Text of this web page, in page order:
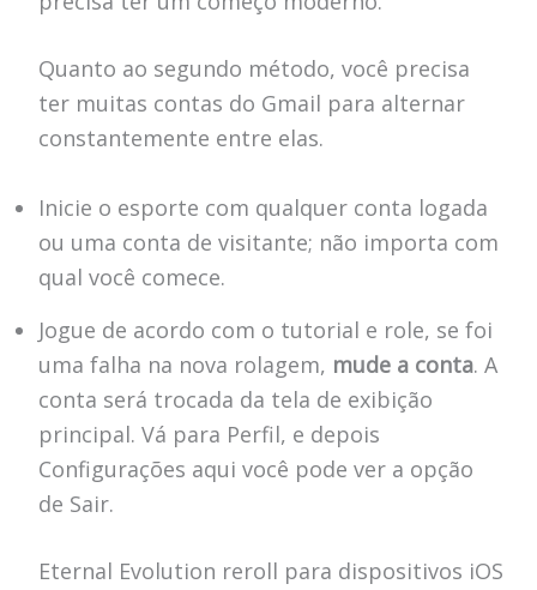
Quanto ao segundo método, você precisa
ter muitas contas do Gmail para alternar
constantemente entre elas.
Inicie o esporte com qualquer conta logada
ou uma conta de visitante; não importa com
qual você comece.
Jogue de acordo com o tutorial e role, se foi
uma falha na nova rolagem, mude a conta. A
conta será trocada da tela de exibição
principal. Vá para Perfil, e depois
Configurações aqui você pode ver a opção
de Sair.
Eternal Evolution reroll para dispositivos iOS